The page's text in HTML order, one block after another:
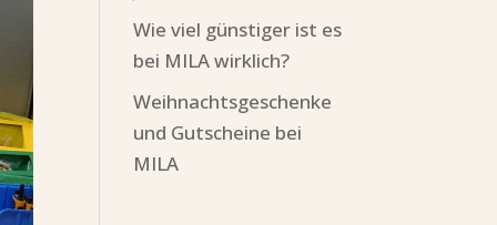
Wie viel günstiger ist es
bei MILA wirklich?
Weihnachtsgeschenke
und Gutscheine bei
MILA